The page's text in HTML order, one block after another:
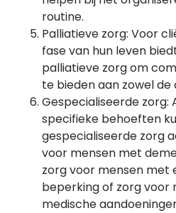
routine.
Palliatieve zorg: Voor
fase van hun leven
palliatieve zorg om
te bieden aan zowel
Gespecialiseerde zorg:
specifieke behoeften
gespecialiseerde zorg
voor mensen met
zorg voor mensen met
beperking of zorg
medische